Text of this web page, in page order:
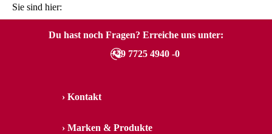
Sie sind hier:
Du hast noch Fragen? Erreiche uns unter:
+49 7725 4940 -0
Kontakt
Marken & Produkte